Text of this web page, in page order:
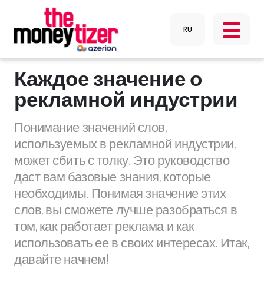
Каждое значение о
рекламной индустрии
Понимание значений слов,
используемых в рекламной индустрии,
может сбить с толку. Это руководство
даст вам базовые знания, которые
необходимы. Понимая значение этих
слов, вы сможете лучше разобраться в
том, как работает реклама и как
использовать ее в своих интересах. Итак,
давайте начнем!